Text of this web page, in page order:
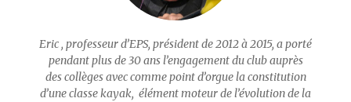
Eric , professeur d’EPS, président de 2012 à 2015, a porté
pendant plus de 30 ans l’engagement du club auprès
des collèges avec comme point d’orgue la constitution
d’une classe kayak, élément moteur de l’évolution de la